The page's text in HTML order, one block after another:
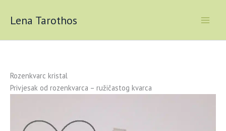
Lena Tarothos
Rozenkvarc kristal
Privjesak od rozenkvarca – ružičastog kvarca